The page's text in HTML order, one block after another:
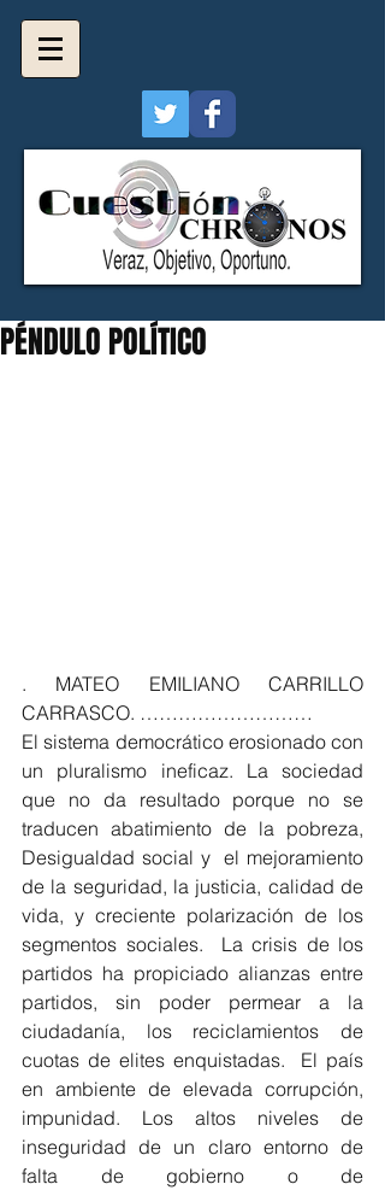
PÉNDULO POLÍTICO
. MATEO EMILIANO CARRILLO
CARRASCO. ………………………
El sistema democrático erosionado con
un pluralismo ineficaz. La sociedad
que no da resultado porque no se
traducen abatimiento de la pobreza,
Desigualdad social y  el mejoramiento
de la seguridad, la justicia, calidad de
vida, y creciente polarización de los
segmentos sociales.  La crisis de los
partidos ha propiciado alianzas entre
partidos, sin poder permear a la
ciudadanía, los reciclamientos de
cuotas de elites enquistadas.  El país
en ambiente de elevada corrupción,
impunidad. Los altos niveles de
inseguridad de un claro entorno de
falta de gobierno o de